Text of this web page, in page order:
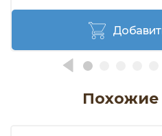
Похожие